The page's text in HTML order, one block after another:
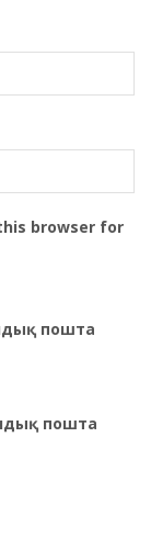
browser for
пошта
пошта